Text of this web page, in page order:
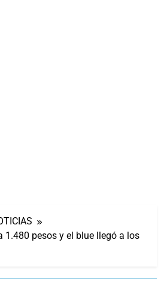
1.480 pesos y el blue llegó a los